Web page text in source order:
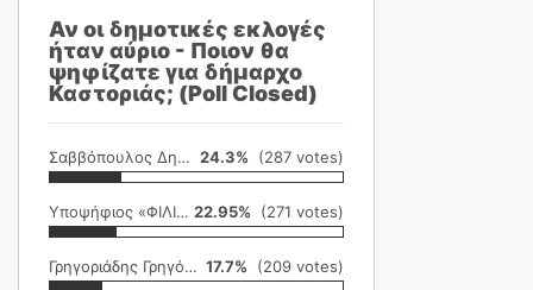
Αν οι δημοτικές εκλογές
ήταν αύριο - Ποιον θα
ψηφίζατε για δήμαρχο
Καστοριάς; (Poll Closed)
Σαββόπουλος Δημήτρης 24.3% (287 votes)
Υποψήφιος «ΦΙΛΙΚΗ ΕΤΑΙΡΕΙΑ» 22.95% (271 votes)
Γρηγοριάδης Γρηγόρης 17.7% (209 votes)